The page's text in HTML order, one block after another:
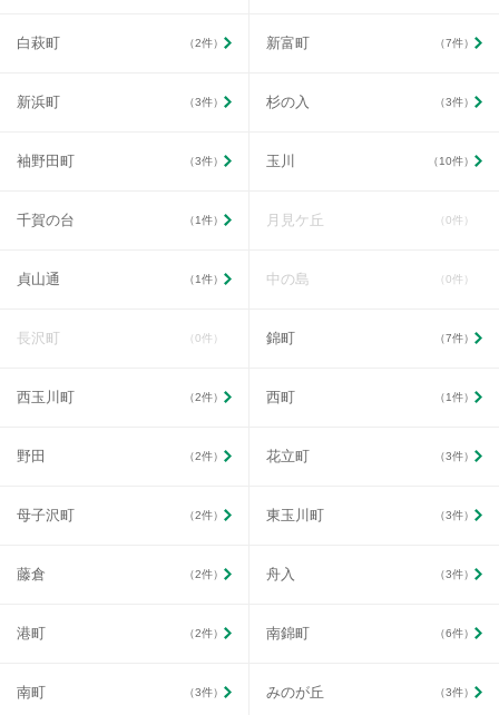
白萩町 （2件） 新富町 （7件）
新浜町 （3件） 杉の入 （3件）
袖野田町 （3件） 玉川 （10件）
千賀の台 （1件） 月見ケ丘 （0件）
貞山通 （1件） 中の島 （0件）
長沢町 （0件） 錦町 （7件）
西玉川町 （2件） 西町 （1件）
野田 （2件） 花立町 （3件）
母子沢町 （2件） 東玉川町 （3件）
藤倉 （2件） 舟入 （3件）
港町 （2件） 南錦町 （6件）
南町 （3件） みのが丘 （3件）